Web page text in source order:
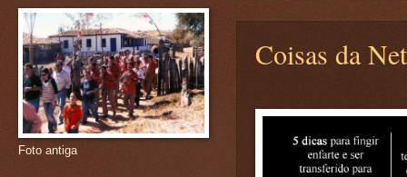
Coisas da
Foto antiga